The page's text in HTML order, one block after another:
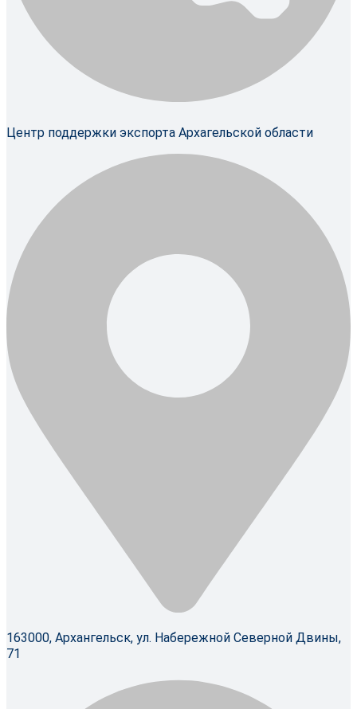
Центр поддержки экспорта Архагельской области
163000, Архангельск, ул. Набережной Северной Двины,
71